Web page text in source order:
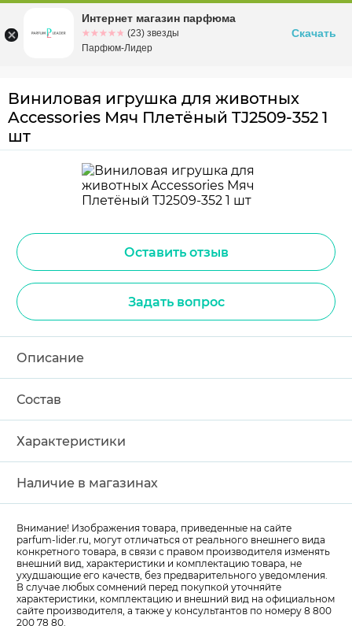
Омскул. Заозерная, 11, к. 1
Виниловая игрушка для животных
Accessories Мяч Плетёный TJ2509-352 1
шт
Оставить отзыв
Задать вопрос
Описание
Состав
Характеристики
Наличие в магазинах
Внимание! Изображения товара, приведенные на сайте
parfum-lider.ru, могут отличаться от реального внешнего вида
конкретного товара, в связи с правом производителя изменять
внешний вид, характеристики и комплектацию товара, не
ухудшающие его качеств, без предварительного уведомления.
В случае любых сомнений перед покупкой уточняйте
характеристики, комплектацию и внешний вид на официальном
сайте производителя, а также у консультантов по номеру 8 800
200 78 80.
Интернет магазин парфюма
☆☆☆☆☆
★★★★★ (23) звезды
Парфюм-Лидер
Скачать